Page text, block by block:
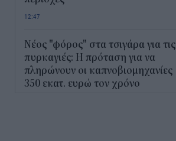
12:47
Νέος "φόρος" στα τσιγάρα για τις
πυρκαγιές: Η πρόταση για να
πληρώνουν οι καπνοβιομηχανίες
350 εκατ. ευρώ τον χρόνο